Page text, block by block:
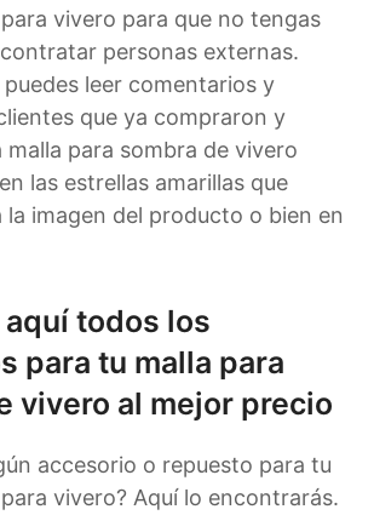
vivero para que no tengas
personas externas.
puedes leer comentarios y
que ya compraron y
para sombra de vivero
las estrellas amarillas que
la imagen del producto o bien en
todos los
para tu malla para
vivero al mejor precio
accesorio o repuesto para tu
vivero? Aquí lo encontrarás.